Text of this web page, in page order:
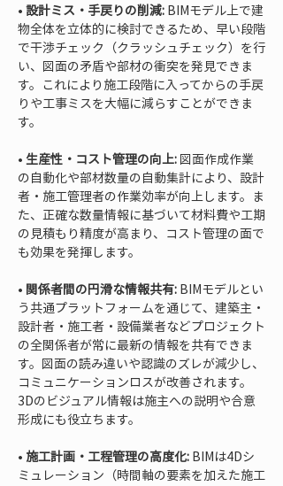
• 設計ミス・手戻りの削減: BIMモデル上で建
物全体を立体的に検討できるため、早い段階
で干渉チェック（クラッシュチェック）を行
い、図面の矛盾や部材の衝突を発見できま
す。これにより施工段階に入ってからの手戻
りや工事ミスを大幅に減らすことができま
• 生産性・コスト管理の向上: 図面作成作業
の自動化や部材数量の自動集計により、設計
者・施工管理者の作業効率が向上します。ま
た、正確な数量情報に基づいて材料費や工期
の見積もり精度が高まり、コスト管理の面で
• 関係者間の円滑な情報共有: BIMモデルとい
う共通プラットフォームを通じて、建築主・
設計者・施工者・設備業者などプロジェクト
の全関係者が常に最新の情報を共有できま
す。図面の読み違いや認識のズレが減少し、
コミュニケーションロスが改善されます。
3Dのビジュアル情報は施主への説明や合意
• 施工計画・工程管理の高度化: BIMは4Dシ
ミュレーション（時間軸の要素を加えた施工